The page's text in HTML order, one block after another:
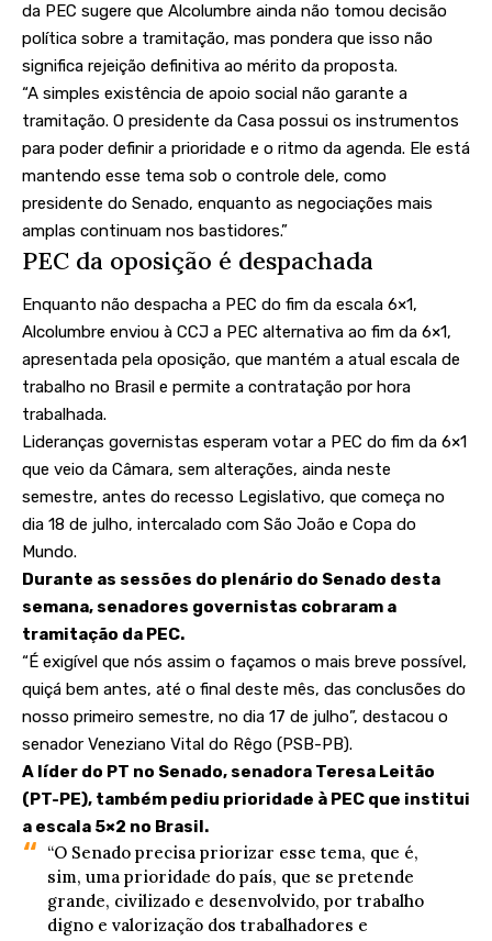
da PEC sugere que Alcolumbre ainda não tomou decisão
política sobre a tramitação, mas pondera que isso não
significa rejeição definitiva ao mérito da proposta.
“A simples existência de apoio social não garante a
tramitação. O presidente da Casa possui os instrumentos
para poder definir a prioridade e o ritmo da agenda. Ele está
mantendo esse tema sob o controle dele, como
presidente do Senado, enquanto as negociações mais
amplas continuam nos bastidores.”
PEC da oposição é despachada
Enquanto não despacha a PEC do fim da escala 6×1,
Alcolumbre enviou à CCJ a PEC alternativa ao fim da 6×1,
apresentada pela oposição, que mantém a atual escala de
trabalho no Brasil e permite a contratação por hora
trabalhada.
Lideranças governistas esperam votar a PEC do fim da 6×1
que veio da Câmara, sem alterações, ainda neste
semestre, antes do recesso Legislativo, que começa no
dia 18 de julho, intercalado com São João e Copa do
Mundo.
Durante as sessões do plenário do Senado desta
semana, senadores governistas cobraram a
tramitação da PEC.
“É exigível que nós assim o façamos o mais breve possível,
quiçá bem antes, até o final deste mês, das conclusões do
nosso primeiro semestre, no dia 17 de julho”, destacou o
senador Veneziano Vital do Rêgo (PSB-PB).
A líder do PT no Senado, senadora Teresa Leitão
(PT-PE), também pediu prioridade à PEC que institui
a escala 5×2 no Brasil.
“O Senado precisa priorizar esse tema, que é,
sim, uma prioridade do país, que se pretende
grande, civilizado e desenvolvido, por trabalho
digno e valorização dos trabalhadores e